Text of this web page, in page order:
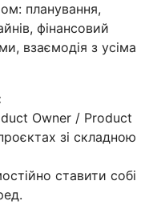
планування,
фінансовий
взаємодія з усіма
Owner / Product
зі складною
ставити собі